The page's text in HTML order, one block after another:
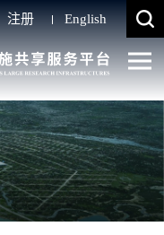
注册 English